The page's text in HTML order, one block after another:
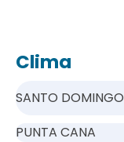
Clima
SANTO DOMINGO
PUNTA CANA